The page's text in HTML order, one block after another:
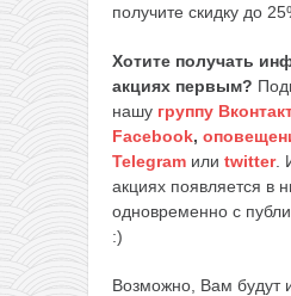
получите скидку до
Хотите получать
акциях первым?
нашу группу
Facebook,
Telegram или twitter.
акциях появляется в
одновременно с
:)
Возможно, Вам будут